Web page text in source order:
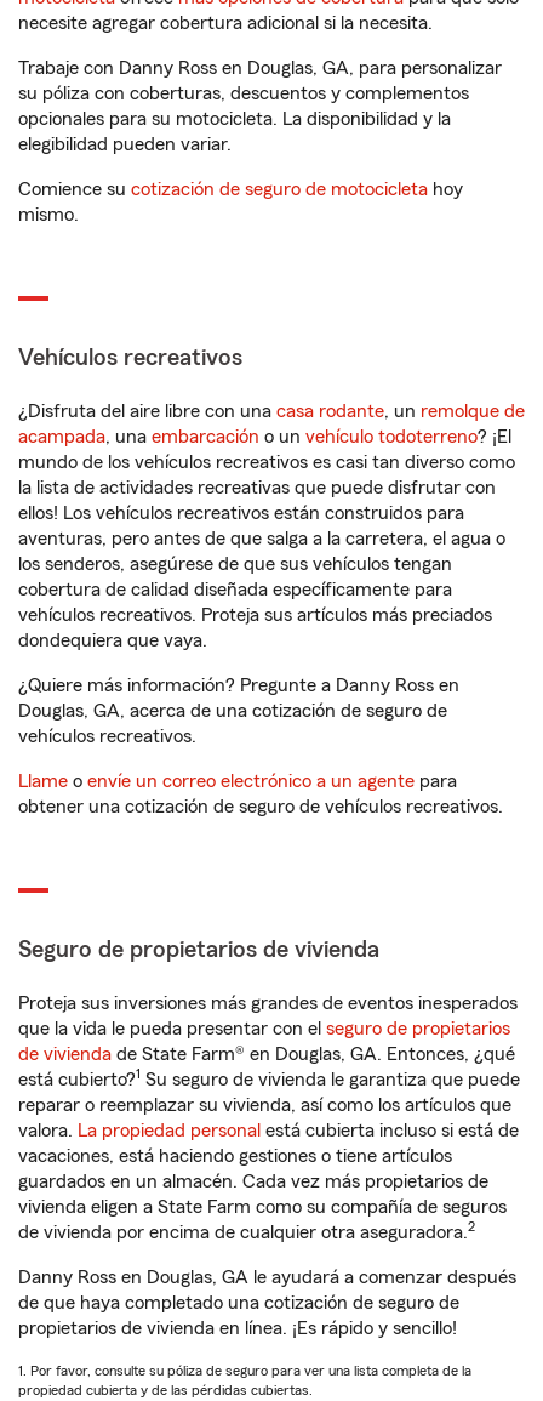
necesite agregar cobertura adicional si la necesita.
Trabaje con Danny Ross en Douglas, GA, para personalizar
su póliza con coberturas, descuentos y complementos
opcionales para su motocicleta. La disponibilidad y la
elegibilidad pueden variar.
Comience su cotización de seguro de motocicleta hoy
mismo.
Vehículos recreativos
¿Disfruta del aire libre con una casa rodante, un remolque de
acampada, una embarcación o un vehículo todoterreno? ¡El
mundo de los vehículos recreativos es casi tan diverso como
la lista de actividades recreativas que puede disfrutar con
ellos! Los vehículos recreativos están construidos para
aventuras, pero antes de que salga a la carretera, el agua o
los senderos, asegúrese de que sus vehículos tengan
cobertura de calidad diseñada específicamente para
vehículos recreativos. Proteja sus artículos más preciados
dondequiera que vaya.
¿Quiere más información? Pregunte a Danny Ross en
Douglas, GA, acerca de una cotización de seguro de
vehículos recreativos.
Llame o envíe un correo electrónico a un agente para
obtener una cotización de seguro de vehículos recreativos.
Seguro de propietarios de vivienda
Proteja sus inversiones más grandes de eventos inesperados
que la vida le pueda presentar con el seguro de propietarios
de vivienda de State Farm® en Douglas, GA. Entonces, ¿qué
está cubierto?1 Su seguro de vivienda le garantiza que puede
reparar o reemplazar su vivienda, así como los artículos que
valora. La propiedad personal está cubierta incluso si está de
vacaciones, está haciendo gestiones o tiene artículos
guardados en un almacén. Cada vez más propietarios de
vivienda eligen a State Farm como su compañía de seguros
de vivienda por encima de cualquier otra aseguradora.2
Danny Ross en Douglas, GA le ayudará a comenzar después
de que haya completado una cotización de seguro de
propietarios de vivienda en línea. ¡Es rápido y sencillo!
1. Por favor, consulte su póliza de seguro para ver una lista completa de la
propiedad cubierta y de las pérdidas cubiertas.